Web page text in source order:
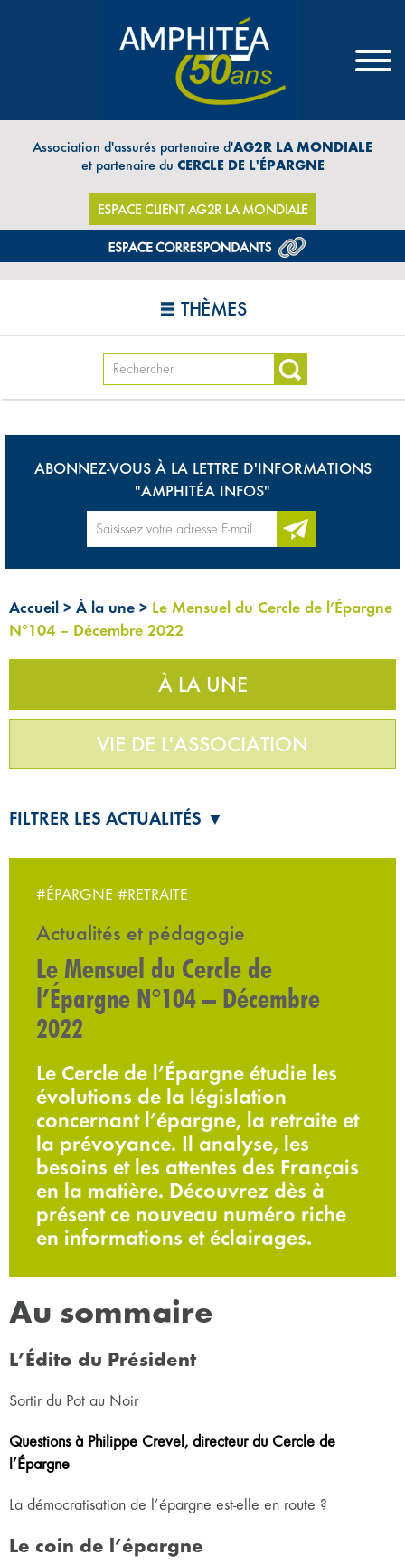
Association d'assurés partenaire d'AG2R LA MONDIALE
et partenaire du CERCLE DE L'ÉPARGNE
ESPACE CLIENT AG2R LA MONDIALE
THÈMES
ABONNEZ-VOUS À LA LETTRE D'INFORMATIONS
"AMPHITÉA INFOS"
Accueil > À la une > Le Mensuel du Cercle de l’Épargne
N°104 – Décembre 2022
À LA UNE
VIE DE L'ASSOCIATION
FILTRER LES ACTUALITÉS ▼
#ÉPARGNE #RETRAITE
Actualités et pédagogie
Le Mensuel du Cercle de
l’Épargne N°104 – Décembre
2022
Le Cercle de l’Épargne étudie les
évolutions de la législation
concernant l’épargne, la retraite et
la prévoyance. Il analyse, les
besoins et les attentes des Français
en la matière. Découvrez dès à
présent ce nouveau numéro riche
en informations et éclairages.
Au sommaire
L’Édito du Président
Sortir du Pot au Noir
Questions à Philippe Crevel, directeur du Cercle de
l’Épargne
La démocratisation de l’épargne est-elle en route ?
Le coin de l’épargne